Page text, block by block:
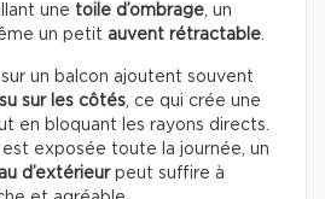
une toile d’ombrage, un
un petit auvent rétractable.
un balcon ajoutent souvent
sur les côtés, ce qui crée une
en bloquant les rayons directs.
exposée toute la journée, un
d’extérieurpeut suffire à